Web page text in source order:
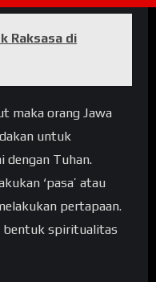
Raksasa di
maka orang Jawa
untuk
dengan Tuhan.
‘pasa’ atau
pertapaan.
bentuk spiritualitas